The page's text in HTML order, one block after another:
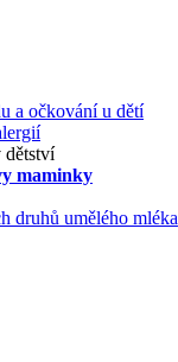
a očkování u dětí
dětství
maminky
druhů umělého mléka